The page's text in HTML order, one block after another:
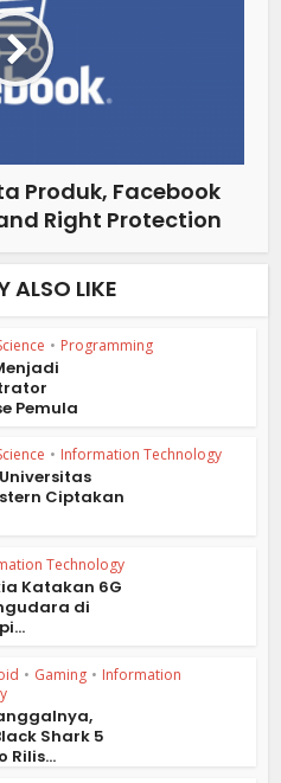
Produk, Facebook
Right Protection
ALSO LIKE
• Programming
Pemula
• Information Technology
Ciptakan
Technology
Katakan 6G
di
• Gaming • Information
Shark 5
Rilis...